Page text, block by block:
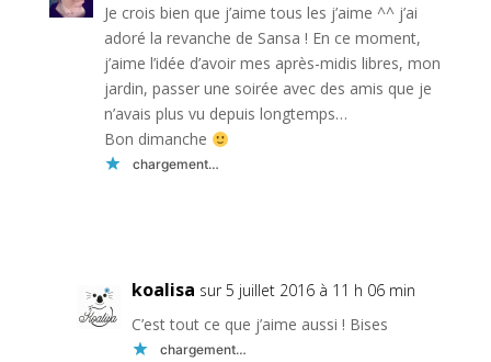
Je crois bien que j’aime tous les j’aime ^^ j’ai
adoré la revanche de Sansa ! En ce moment,
j’aime l’idée d’avoir mes après-midis libres, mon
jardin, passer une soirée avec des amis que je
n’avais plus vu depuis longtemps…
Bon dimanche
chargement…
koalisa sur 5 juillet 2016 à 11 h 06 min
C’est tout ce que j’aime aussi ! Bises
chargement…